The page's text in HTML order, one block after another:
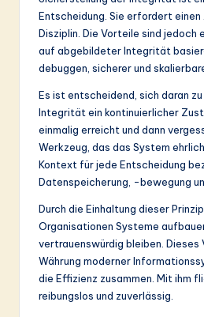
Entscheidung. Sie erfordert
Disziplin. Die Vorteile sind jedoch
auf abgebildeter Integrität
debuggen, sicherer und
Es ist entscheidend, sich daran
Integrität ein kontinuierlicher
einmalig erreicht und dann
Werkzeug, das das System
Kontext für jede Entscheidung
Datenspeicherung, -bewegung
Durch die Einhaltung dieser
Organisationen Systeme
vertrauenswürdig bleiben. Dieses
Währung moderner
die Effizienz zusammen. Mit ihm
reibungslos und zuverlässig.